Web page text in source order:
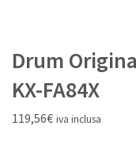
Drum
KX-FA84X
119,56€ iva inclusa